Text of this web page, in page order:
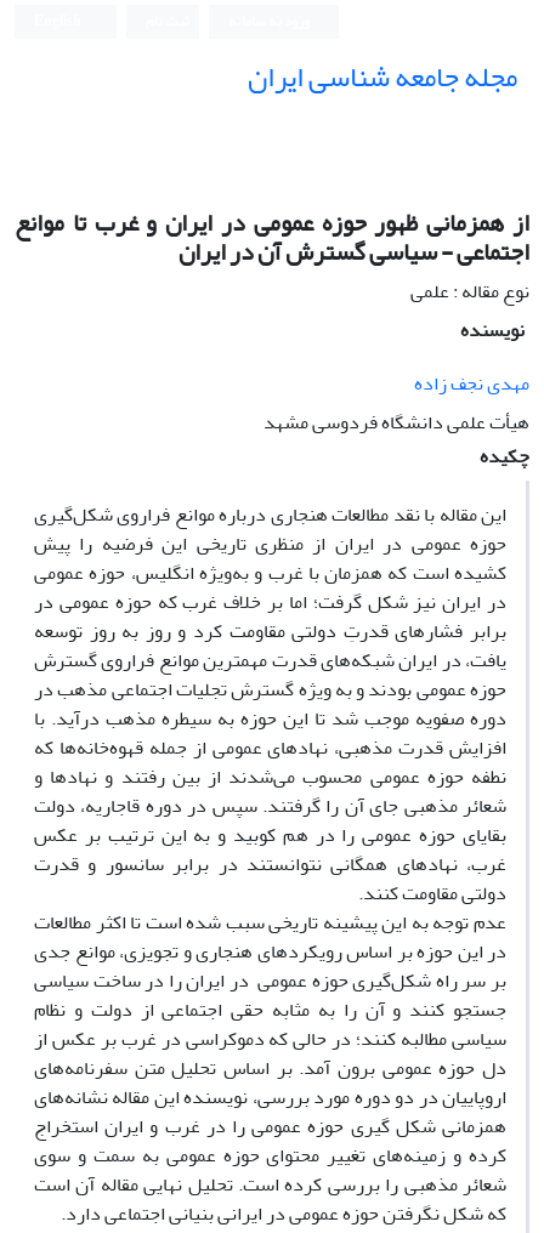
مجله جامعه شناسی ایران
از همزمانی ظهور حوزه عمومی در ایران و غرب تا موانع
اجتماعی - سیاسی گسترش آن در ایران
نوع مقاله : علمی
نویسنده
مهدی نجف زاده
هیأت علمی دانشگاه فردوسی مشهد
چکیده
این مقاله با نقد مطالعات هنجاری درباره موانع فراروی شکل‌گیری
حوزه عمومی در ایران از منظری تاریخی این فرضیه را پیش
کشیده است که همزمان با غرب و به‌ویژه انگلیس، حوزه عمومی
در ایران نیز شکل گرفت؛ اما بر خلاف غرب که حوزه عمومی در
برابر فشار‌های قدرتِ دولتی مقاومت کرد و روز به روز توسعه
یافت، در ایران شبکه‌های قدرت مهمترین موانع فراروی گسترش
حوزه عمومی بودند و به ویژه گسترش تجلیات اجتماعی مذهب در
دوره صفویه موجب شد تا این حوزه به سیطره مذهب درآید. با
افزایش قدرت مذهبی، نهاد‌های عمومی از جمله قهوه‌خانه‌ها که
نطفه حوزه عمومی محسوب می‌شدند از بین رفتند و نهاد‌ها و
شعائر مذهبی جای آن را گرفتند. سپس در دوره قاجاریه، دولت
بقایای حوزه عمومی را در هم کوبید و به این ترتیب بر عکس
غرب، نهادهای همگانی نتوانستند در برابر سانسور و قدرت
دولتی مقاومت کنند.
عدم توجه به این پیشینه تاریخی سبب شده است تا اکثر مطالعات
در این حوزه بر اساس رویکرد‌‌های هنجاری و تجویزی، موانع جدی
بر سر راه شکل‌گیری حوزه عمومی در ایران را در ساخت سیاسی
جستجو کنند و آن را به مثابه حقی اجتماعی از دولت و نظام
سیاسی مطالبه کنند؛ در حالی که دموکراسی در غرب بر عکس از
دل حوزه عمومی برون آمد. بر اساس تحلیل متن سفرنامه‌های
اروپاییان در دو دوره مورد بررسی، نویسنده این مقاله نشانه‌های
همزمانی شکل گیری حوزه عمومی را در غرب و ایران استخراج
کرده و زمینه‌های تغییر محتوای حوزه عمومی به سمت و سوی
شعائر مذهبی را بررسی کرده است. تحلیل نهایی مقاله آن است
که شکل نگرفتن حوزه عمومی در ایرانی بنیانی اجتماعی دارد.